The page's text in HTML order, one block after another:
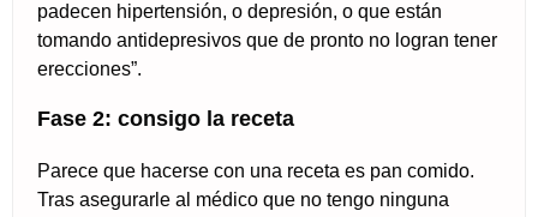
padecen hipertensión, o depresión, o que están
tomando antidepresivos que de pronto no logran tener
erecciones”.
Fase 2: consigo la receta
Parece que hacerse con una receta es pan comido.
Tras asegurarle al médico que no tengo ninguna